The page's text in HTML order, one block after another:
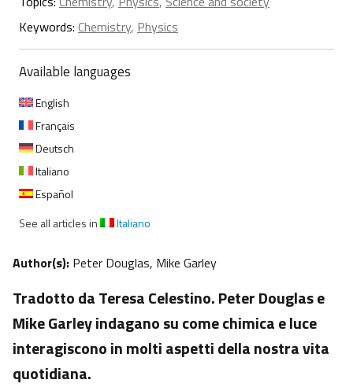
Keywords: Chemistry, Physics
Available languages
English
Français
Deutsch
Italiano
Español
See all articles in
Italiano
Author(s): Peter Douglas, Mike Garley
Tradotto da Teresa Celestino. Peter Douglas e
Mike Garley indagano su come chimica e luce
interagiscono in molti aspetti della nostra vita
quotidiana.